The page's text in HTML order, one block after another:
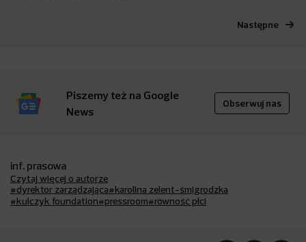
Następne
Piszemy też na Google
News
Obserwuj nas
inf. prasowa
Czytaj więcej o autorze
#dyrektor zarządzająca#karolina zelent-śmigrodzka
#kulczyk foundation#pressroom#równość płci